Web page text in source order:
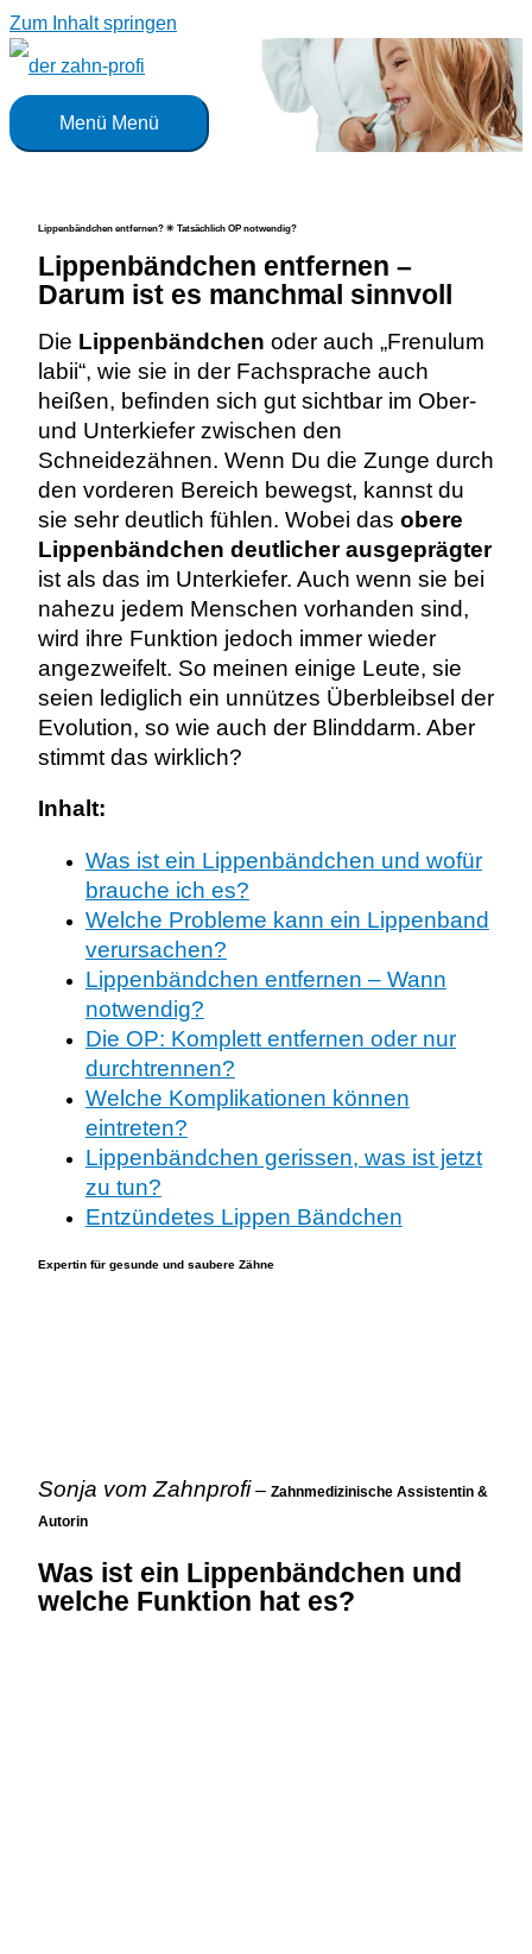
Zum Inhalt springen
Menü Menü
Lippenbändchen entfernen? ✳️ Tatsächlich OP notwendig?
Lippenbändchen entfernen –
Darum ist es manchmal sinnvoll
Die Lippenbändchen oder auch „Frenulum
labii“, wie sie in der Fachsprache auch
heißen, befinden sich gut sichtbar im Ober-
und Unterkiefer zwischen den
Schneidezähnen. Wenn Du die Zunge durch
den vorderen Bereich bewegst, kannst du
sie sehr deutlich fühlen. Wobei das obere
Lippenbändchen deutlicher ausgeprägter
ist als das im Unterkiefer. Auch wenn sie bei
nahezu jedem Menschen vorhanden sind,
wird ihre Funktion jedoch immer wieder
angezweifelt. So meinen einige Leute, sie
seien lediglich ein unnützes Überbleibsel der
Evolution, so wie auch der Blinddarm. Aber
stimmt das wirklich?
Inhalt:
Was ist ein Lippenbändchen und wofür
brauche ich es?
Welche Probleme kann ein Lippenband
verursachen?
Lippenbändchen entfernen – Wann
notwendig?
Die OP: Komplett entfernen oder nur
durchtrennen?
Welche Komplikationen können
eintreten?
Lippenbändchen gerissen, was ist jetzt
zu tun?
Entzündetes Lippen Bändchen
Expertin für gesunde und saubere Zähne
Sonja vom Zahnprofi– Zahnmedizinische Assistentin &
Autorin
Was ist ein Lippenbändchen und
welche Funktion hat es?